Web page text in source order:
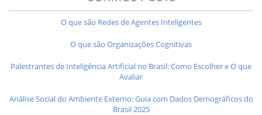
O que são Redes de Agentes Inteligentes
O que são Organizações Cognitivas
Palestrantes de Inteligência Artificial no Brasil: Como Escolher e O que
Avaliar
Análise Social do Ambiente Externo: Guia com Dados Demográficos do
Brasil 2025